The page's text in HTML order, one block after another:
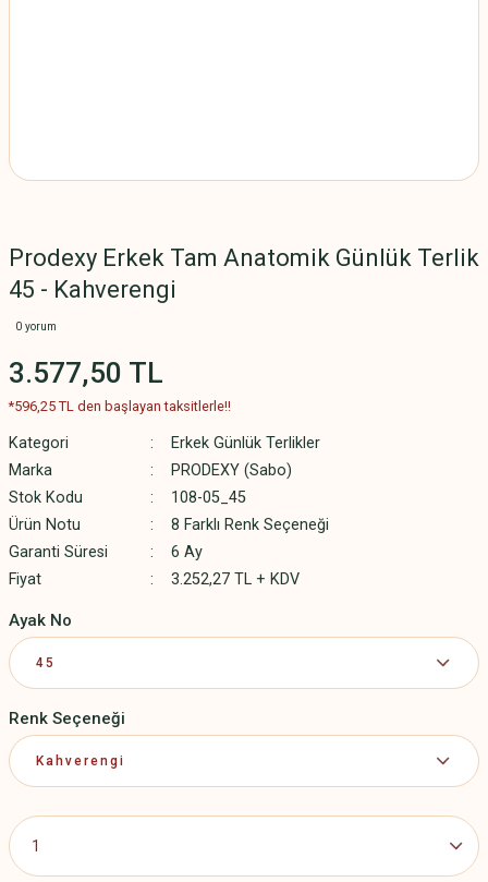
Prodexy Erkek Tam Anatomik Günlük Terlik
45 - Kahverengi
0 yorum
3.577,50 TL
*596,25 TL den başlayan taksitlerle!!
Kategori
Erkek Günlük Terlikler
Marka
PRODEXY (Sabo)
Stok Kodu
108-05_45
Ürün Notu
8 Farklı Renk Seçeneği
Garanti Süresi
6 Ay
Fiyat
3.252,27 TL + KDV
Ayak No
Renk Seçeneği